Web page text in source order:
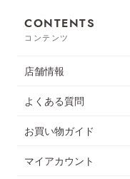
CONTENTS
コンテンツ
店舗情報
よくある質問
お買い物ガイド
マイアカウント